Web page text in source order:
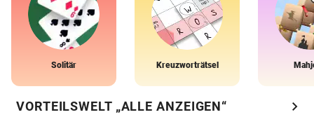
Solitär Kreuzworträtsel
VORTEILSWELT „ALLE ANZEIGEN“ chevron_right